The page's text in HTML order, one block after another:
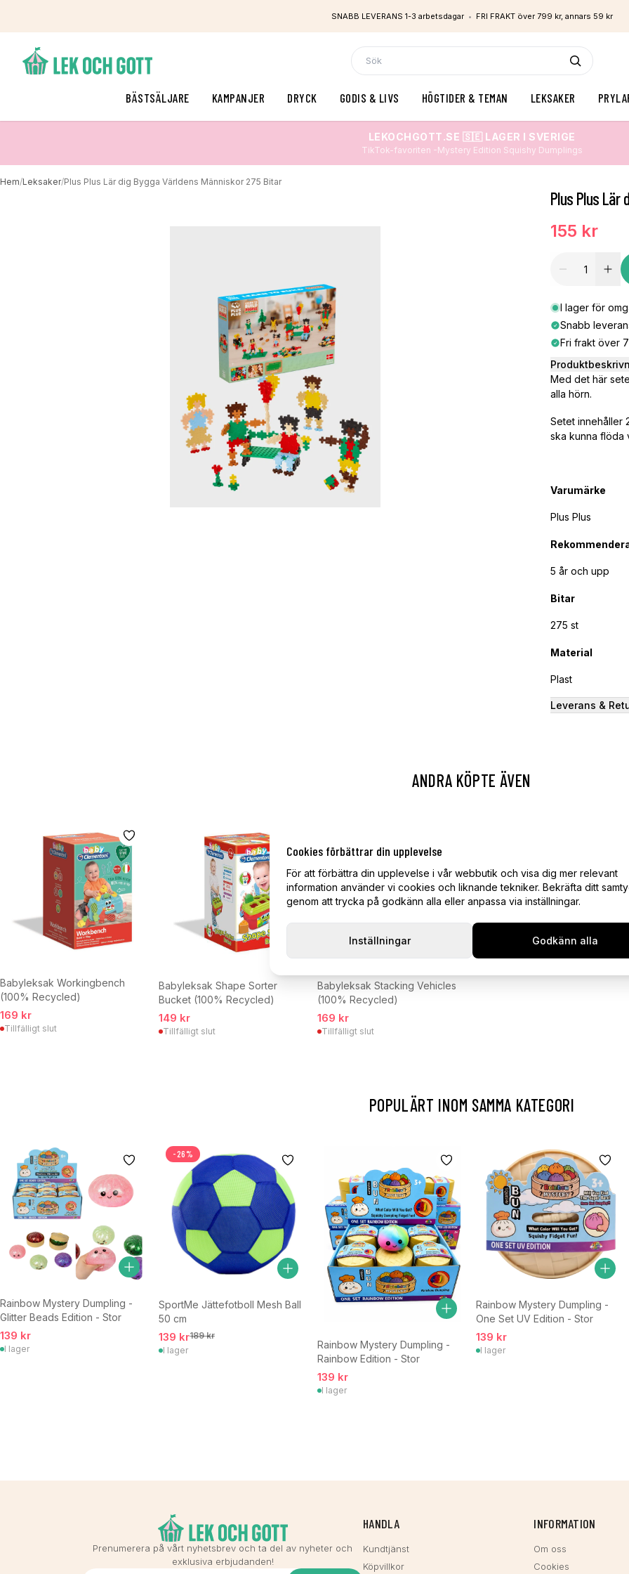
Cookies förbättrar din upplevelse
För att förbättra din upplevelse i vår webbutik och visa dig mer relevant
information använder vi cookies och liknande tekniker. Bekräfta ditt
genom att trycka på godkänn alla eller anpassa via inställningar.
Inställningar Godkänn alla
SNABB LEVERANS 1-3 arbetsdagar • FRI FRAKT över 799 kr, annars 59 kr
BÄSTSÄLJARE KAMPANJER DRYCK GODIS & LIVS HÖGTIDER & TEMAN LEKSAKER
LEKOCHGOTT.SE 🇸🇪 LAGER I SVERIGE
TikTok-favoriten -Mystery Edition Squishy Dumplings
Hem/Leksaker/Plus Plus Lär dig Bygga Världens Människor 275 Bitar
Plus Plus Lär
155 kr
I lager för
Snabb
Fri frakt över
Med det här
alla hörn.
Setet innehåller
ska kunna flöda
Varumärke
Plus Plus
5 år och upp
Bitar
275 st
Material
Plast
Leverans &
ANDRA KÖPTE ÄVEN
Babyleksak Workingbench
(100% Recycled)
169 kr
Tillfälligt slut
Babyleksak Shape Sorter
Bucket (100% Recycled)
149 kr
Tillfälligt slut
Babyleksak Stacking Vehicles
(100% Recycled)
169 kr
Tillfälligt slut
POPULÄRT INOM SAMMA KATEGORI
Rainbow Mystery Dumpling -
Glitter Beads Edition - Stor
139 kr
I lager
-26%
SportMe Jättefotboll Mesh Ball
50 cm
139 kr189 kr
I lager
Rainbow Mystery Dumpling -
Rainbow Edition - Stor
139 kr
I lager
Rainbow Mystery Dumpling -
One Set UV Edition - Stor
139 kr
I lager
Prenumerera på vårt nyhetsbrev och ta del av nyheter och
exklusiva erbjudanden!
HANDLA
Kundtjänst
Köpvillkor
INFORMATION
Om oss
Cookies